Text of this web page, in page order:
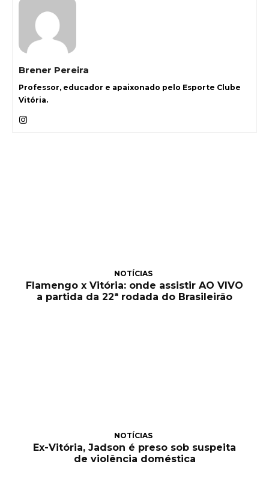
Brener Pereira
Professor, educador e apaixonado pelo Esporte Clube
Vitória.
NOTÍCIAS
Flamengo x Vitória: onde assistir AO VIVO
a partida da 22ª rodada do Brasileirão
NOTÍCIAS
Ex-Vitória, Jadson é preso sob suspeita
de violência doméstica